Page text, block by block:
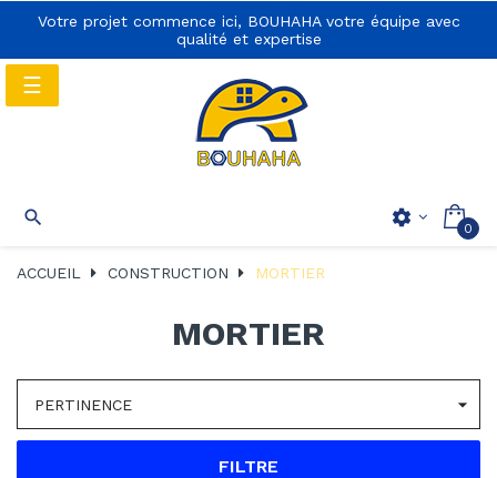
Votre projet commence ici, BOUHAHA votre équipe avec
qualité et expertise
 settings 0
Basculer
la
☰
ACCUEIL CONSTRUCTION MORTIER
MORTIER
PERTINENCE 
FILTRE